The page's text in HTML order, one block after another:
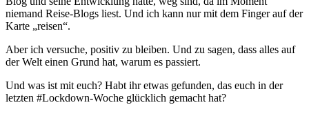
niemand Reise-Blogs liest. Und ich kann nur mit dem Finger auf der
Karte „reisen“.
Aber ich versuche, positiv zu bleiben. Und zu sagen, dass alles auf
der Welt einen Grund hat, warum es passiert.
Und was ist mit euch? Habt ihr etwas gefunden, das euch in der
letzten #Lockdown-Woche glücklich gemacht hat?